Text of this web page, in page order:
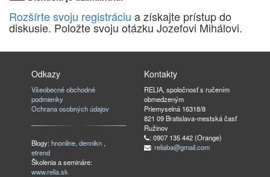
Rozšírte svoju registráciu a získajte prístup do
diskusie. Položte svoju otázku Jozefovi Mihálovi.
Odkazy
Všeobecné obchodné
podmienky
Ochrana osobných údajov
Blogy:hnonline,dennikn ,
etrend
Školenia a semináre:
www.relia.sk
Kontakty
RELIA, spoločnosť s ručením
obmedzeným
Priemyselná 16318/8
821 09 Bratislava-mestská časť
Ružinov
: 0907 135 442 (Orange)
: reliaba@gmail.com